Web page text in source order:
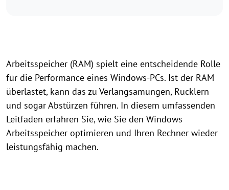
Arbeitsspeicher (RAM) spielt eine entscheidende Rolle
für die Performance eines Windows-PCs. Ist der RAM
überlastet, kann das zu Verlangsamungen, Rucklern
und sogar Abstürzen führen. In diesem umfassenden
Leitfaden erfahren Sie, wie Sie den Windows
Arbeitsspeicher optimieren und Ihren Rechner wieder
leistungsfähig machen.